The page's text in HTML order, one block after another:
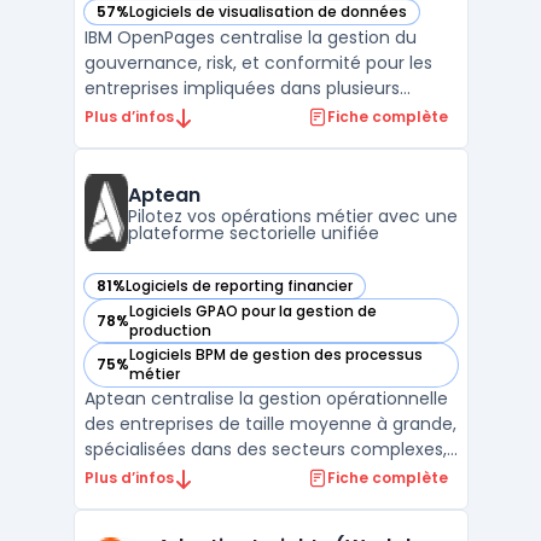
57%Logiciels de visualisation de données
— voir IBM OpenPages dans cette catégorie
IBM OpenPages centralise la gestion du
gouvernance, risk, et conformité pour les
entreprises impliquées dans plusieurs
périmètres réglementaires et métiers. La
la conformité réglementaire aux audits, en
pass ...
Plus d’infos Fiche complète
Aptean
Pilotez vos opérations métier avec une
plateforme sectorielle unifiée
81%Logiciels de reporting financier
— voir Aptean dans cette catégorie
78%Logiciels GPAO pour la gestion de
production
— voir Aptean dans cette catégorie
75%Logiciels BPM de gestion des processus
métier
— voir Aptean dans cette catégorie
Aptean centralise la gestion opérationnelle
des entreprises de taille moyenne à grande,
spécialisées dans des secteurs complexes,
en connectant la plateforme logicielle
Plus d’infos Fiche complète